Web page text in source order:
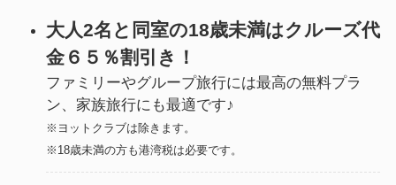
大人2名と同室の18歳未満はクルーズ代
金６５％割引き！
ファミリーやグループ旅行には最高の無料プラ
ン、家族旅行にも最適です♪
※ヨットクラブは除きます。
※18歳未満の方も港湾税は必要です。